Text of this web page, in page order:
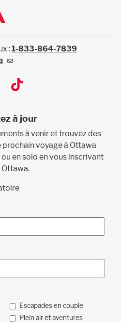
:1-833-864-7839
à jour
à venir et trouvez des
voyage à Ottawa
en solo en vous inscrivant
Escapades en couple
Plein air et aventures